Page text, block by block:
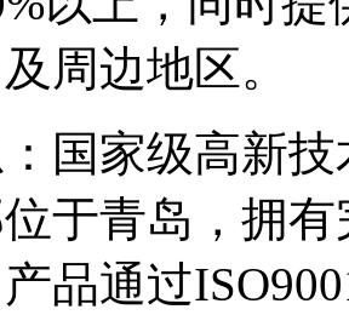
周边地区。
国家级高新
于青岛，拥
品通过